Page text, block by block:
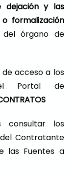
dejación y las
formalización
órgano de
acceso a los
Portal de
consultar los
Contratante
las Fuentes a